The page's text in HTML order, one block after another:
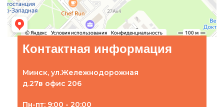
Контактная информация
Минск, ул.Жележнодорожная
д.27в офис 206
Пн-пт: 9:00 - 20:00